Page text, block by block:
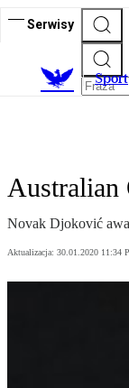
Serwisy
Sport
Australian
Novak Djoković
Aktualizacja: 30.01.2020 11:34